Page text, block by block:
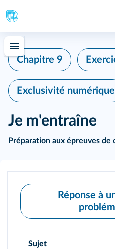
Chapitre 9
Exclusivité numérique
Je m'entraîne
Préparation aux épreuves
Réponse à
Sujet